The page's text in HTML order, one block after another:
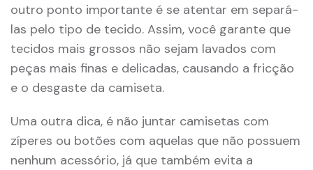
outro ponto importante é se atentar em separá-
las pelo tipo de tecido. Assim, você garante que
tecidos mais grossos não sejam lavados com
peças mais finas e delicadas, causando a fricção
e o desgaste da camiseta.
Uma outra dica, é não juntar camisetas com
zíperes ou botões com aquelas que não possuem
nenhum acessório, já que também evita a